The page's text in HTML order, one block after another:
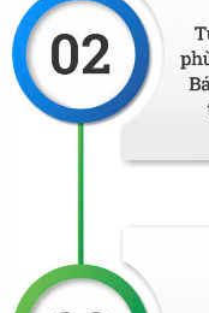
3. Áo kiểu phục vụ